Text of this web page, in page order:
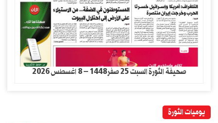
صحيفة الثورة السبت 25 صفر1448 – 8 اغسطس 2026
يوميات الثورة